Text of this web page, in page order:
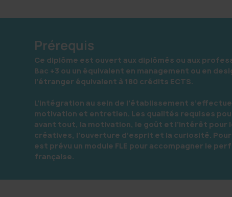
Prérequis
Ce diplôme est ouvert aux diplômés ou aux
Bac +3 ou un équivalent en management ou en
l’étranger équivalent à 180 crédits ECTS.
L’intégration au sein de l’établissement
motivation et entretien. Les qualités requises
avant tout, la motivation, le goût et l’intérêt
créatives, l’ouverture d’esprit et la curiosité.
est prévu un module FLE pour accompagner le
française.